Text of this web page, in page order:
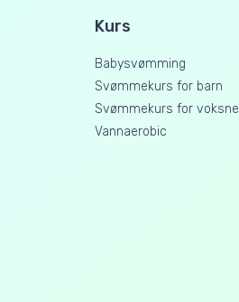
Kurs
Babysvømming
Svømmekurs for barn
Svømmekurs for voksne
Vannaerobic